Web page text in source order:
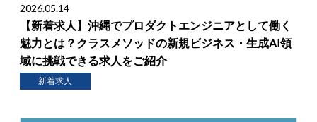
2026.05.14
【新着求人】沖縄でプロダクトエンジニアとして働く
魅力とは？クラスメソッドの新規ビジネス・生成AI領
域に挑戦できる求人をご紹介
新着求人